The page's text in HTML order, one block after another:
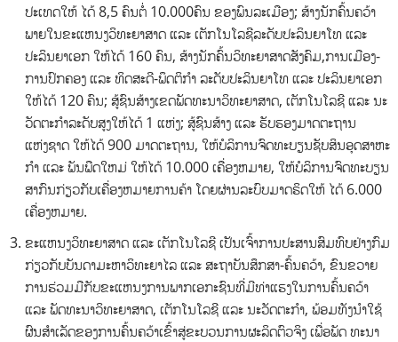
ປະເທດໃຫ້ ໄດ້ 8,5 ຄົນຕໍ່ 10.000ຄົນ ຂອງພົນລະເມືອງ; ສ້າງນັກຄົ້ນຄວ້າ
ພາຍໃນຂະແຫນງວິທະຍາສາດ ແລະ ເຕັກໂນໂລຊີລະດັບປະລິນຍາໂທ ແລະ
ປະລິນຍາເອກ ໃຫ້ໄດ້ 160 ຄົນ, ສ້າງນັກຄົ້ນວິທະຍາສາດສັງຄົມ,ການເມືອງ-
ການປົກຄອງ ແລະ ທິດສະດີ-ພຶດຕິກໍາ ລະດັບປະລິນຍາໂທ ແລະ ປະລິນຍາເອກ
ໃຫ້ໄດ້ 120 ຄົນ; ສູ້ຊົນສ້າງເຂດພັດທະນາວິທະຍາສາດ, ເຕັກໂນໂລຊີ ແລະ ນະ
ວັດຕະກໍາລະດັບສູງໃຫ້ໄດ້ 1 ແຫ່ງ; ສູ້ຊົນສ້າງ ແລະ ຮັບຮອງມາດຕະຖານ
ແຫ່ງຊາດ ໃຫ້ໄດ້ 900 ມາດຕະຖານ, ໃຫ້ບໍລິການຈົດທະບຽນຊັບສິນອຸດສາຫະ
ກໍາ ແລະ ພັນພືດໃຫມ່ ໃຫ້ໄດ້ 10.000 ເຄື່ອງຫມາຍ, ໃຫ້ບໍລິການຈົດທະບຽນ
ສາກົນກ່ຽວກັບເຄື່ອງຫມາຍການຄ້າ ໂດຍຜ່ານລະບົບມາດຣິດໃຫ້ ໄດ້ 6.000
ເຄື່ອງຫມາຍ.
ຂະແຫນງວິທະຍາສາດ ແລະ ເຕັກໂນໂລຊີ ເປັນເຈົ້າການປະສານສົມທົບຢ່າງກົມ
ກ່ຽວກັບບັນດາມະຫາວິທະຍາໄລ ແລະ ສະຖາບັນສຶກສາ-ຄົ້ນຄວ້າ, ຂົນຂວາຍ
ການຮ່ວມມືກັບຂະແຫນງການພາກເອກະຊົນທີ່ມີທ່າແຮງໃນການຄົ້ນຄວ້າ
ແລະ ພັດທະນາວິທະຍາສາດ, ເຕັກໂນໂລຊີ ແລະ ນະວັດຕະກໍາ, ພ້ອມທັງນໍາໃຊ້
ຜົນສໍາເລັດຂອງການຄົ້ນຄວ້າເຂົ້າສູ່ຂະບວນການຜະລິດຕົວຈິງ ເພື່ອພັດ ທະນາ